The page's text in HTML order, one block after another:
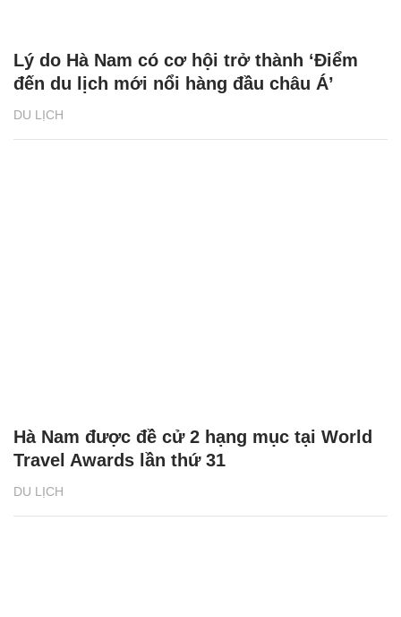
DU LỊCH
Lý do Hà Nam có cơ hội trở thành ‘Điểm
đến du lịch mới nổi hàng đầu châu Á’
DU LỊCH
Hà Nam được đề cử 2 hạng mục tại World
Travel Awards lần thứ 31